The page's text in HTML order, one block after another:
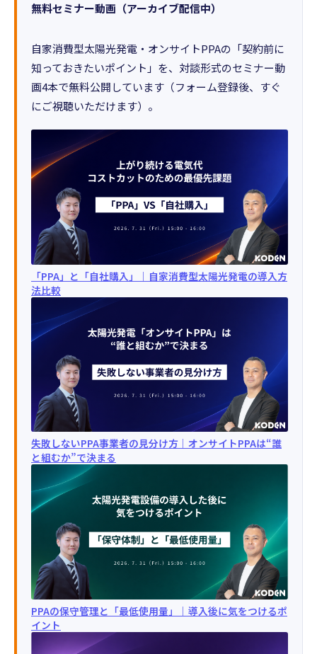
無料セミナー動画（アーカイブ配信中）
自家消費型太陽光発電・オンサイトPPAの「契約前に
知っておきたいポイント」を、対談形式のセミナー動
画4本で無料公開しています（フォーム登録後、すぐ
にご視聴いただけます）。
「PPA」と「自社購入」｜自家消費型太陽光発電の導入方
法比較
失敗しないPPA事業者の見分け方｜オンサイトPPAは“誰
と組むか”で決まる
PPAの保守管理と「最低使用量」｜導入後に気をつけるポ
イント